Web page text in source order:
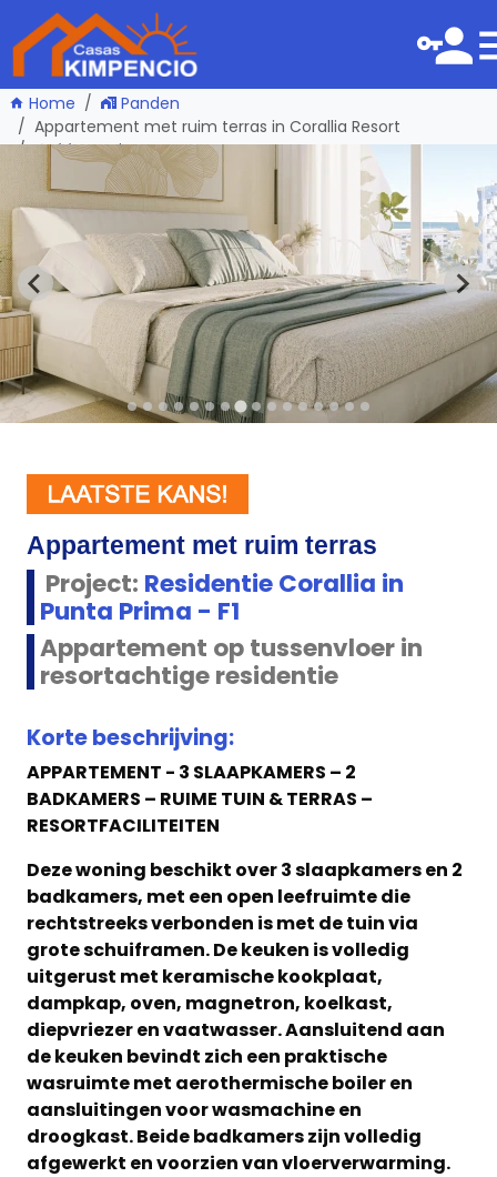
Home
Panden
Appartement met ruim terras in Corallia Resort
één pagina terug
Appartement met ruim terras
Project: Residentie Corallia in
Punta Prima - F1
Appartement op tussenvloer in
resortachtige residentie
Korte beschrijving:
APPARTEMENT - 3 SLAAPKAMERS – 2
BADKAMERS – RUIME TUIN & TERRAS –
RESORTFACILITEITEN
Deze woning beschikt over 3 slaapkamers en 2
badkamers, met een open leefruimte die
rechtstreeks verbonden is met de tuin via
grote schuiframen. De keuken is volledig
uitgerust met keramische kookplaat,
dampkap, oven, magnetron, koelkast,
diepvriezer en vaatwasser. Aansluitend aan
de keuken bevindt zich een praktische
wasruimte met aerothermische boiler en
aansluitingen voor wasmachine en
droogkast. Beide badkamers zijn volledig
afgewerkt en voorzien van vloerverwarming.